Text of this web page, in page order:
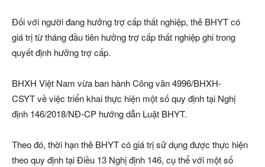
Đối với người đang hưởng trợ cấp thất nghiệp, thẻ BHYT có
giá trị từ tháng đầu tiên hưởng trợ cấp thất nghiệp ghi trong
quyết định hưởng trợ cấp.
BHXH Việt Nam vừa ban hành Công văn 4996/BHXH-
CSYT về việc triển khai thực hiện một số quy định tại Nghị
định 146/2018/NĐ-CP hướng dẫn Luật BHYT.
Theo đó, thời hạn thẻ BHYT có giá trị sử dụng được thực hiện
theo quy định tại Điều 13 Nghị định 146, cụ thể với một số